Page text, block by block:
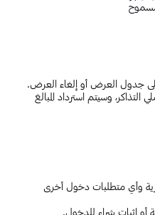
مسموح
على جدول العرض أو إلغاء العرض.
وسيتم استرداد المبالغ
وأي متطلبات دخول أخرى
إثبات شراء للدخول.